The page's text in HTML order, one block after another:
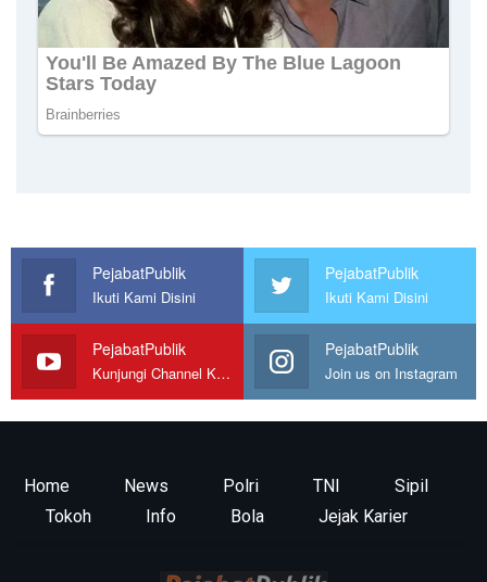
PejabatPublik
Ikuti Kami Disini
PejabatPublik
Ikuti Kami Disini
PejabatPublik
Kunjungi Channel Kami
PejabatPublik
Join us on Instagram
Home News Polri TNI
Sipil
Tokoh
Info Bola Jejak Karier